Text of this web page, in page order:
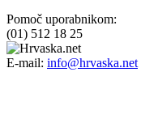
Pomoč uporabnikom:
(01) 512 18 25
E-mail: info@hrvaska.net